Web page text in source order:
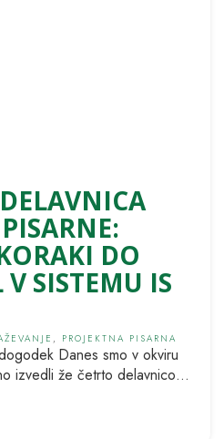
DO
SISTEMU IS
, PROJEKTNA PISARNA
Danes smo v okviru
izvedli že četrto delavnico,